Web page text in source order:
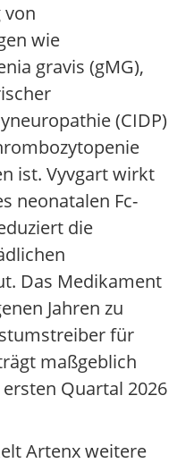
von
wie
gravis (gMG),
(CIDP)
ist. Vyvgart wirkt
neonatalen Fc-
die
Das Medikament
Jahren zu
für
maßgeblich
Quartal 2026
Artenx weitere